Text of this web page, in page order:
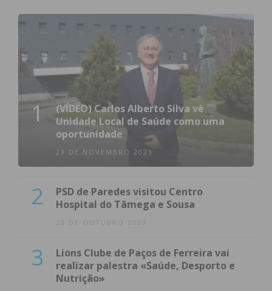
1
(VÍDEO) Carlos Alberto Silva vê
Unidade Local de Saúde como uma
oportunidade
23 DE NOVEMBRO 2023
2
PSD de Paredes visitou Centro
Hospital do Tâmega e Sousa
23 DE OUTUBRO 2023
3
Lions Clube de Paços de Ferreira vai
realizar palestra «Saúde, Desporto e
Nutrição»